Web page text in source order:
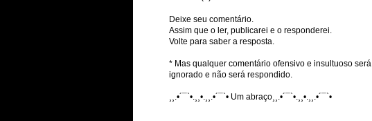
Deixe seu comentário.
Assim que o ler, publicarei e o responderei.
Volte para saber a resposta.
* Mas qualquer comentário ofensivo e insultuoso será
ignorado e não será respondido.
¸¸.•´¯`•.¸¸•.¸¸.•´¯`• Um abraço¸¸.•´¯`•.¸¸•.¸¸.•´¯`•